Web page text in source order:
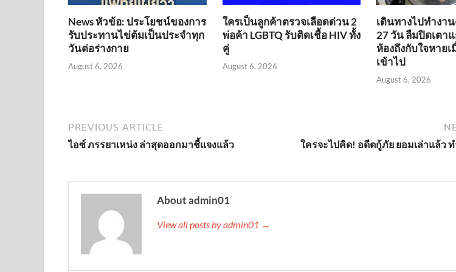
News หัวข้อ: ประโยชน์ของการ
รับประทานไข่ต้มเป็นประจำทุก
วันต่อร่างกาย
August 6, 2026
ใครเป็นลูกค้าตรวจเลือดด่วน 2
พ่อค้า LGBTQ รับติดเชื้อ HIV ทั้ง
คู่
August 6, 2026
เดินทางไปทำงา
27 วัน ลืมปิดเตา
ห้องถึงกับใจหาย
เข้าไป
August 6, 2026
PREVIOUS ARTICLE
ไอซ์ ภรรยาเหน่ง ล่าสุดออกมาชี้แจงแล้ว ใครจะไปคิด! อดีตกู้ภัย ยอมเล่าแล้ว
About admin01
View all posts by admin01 →